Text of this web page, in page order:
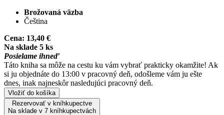
Brožovaná väzba
Čeština
Cena: 13,40 €
Na sklade 5 ks
Posielame ihneď
Táto kniha sa môže na cestu ku vám vybrať prakticky okamžite! Ak
si ju objednáte do 13:00 v pracovný deň, odošleme vám ju ešte
dnes, inak najneskôr nasledujúci pracovný deň.
Vložiť do košíka
Rezervovať v kníhkupectve
Na sklade v 7 kníhkupectvách